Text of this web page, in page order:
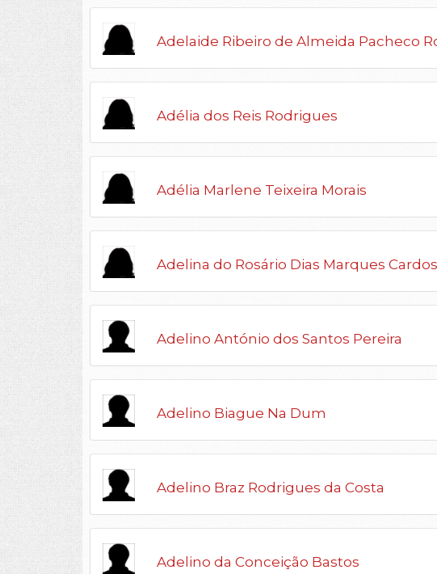
Adelaide Ribeiro de Almeida Pacheco
Adélia dos Reis Rodrigues
Adélia Marlene Teixeira Morais
Adelina do Rosário Dias Marques
Adelino António dos Santos Pereira
Adelino Biague Na Dum
Adelino Braz Rodrigues da Costa
Adelino da Conceição Bastos